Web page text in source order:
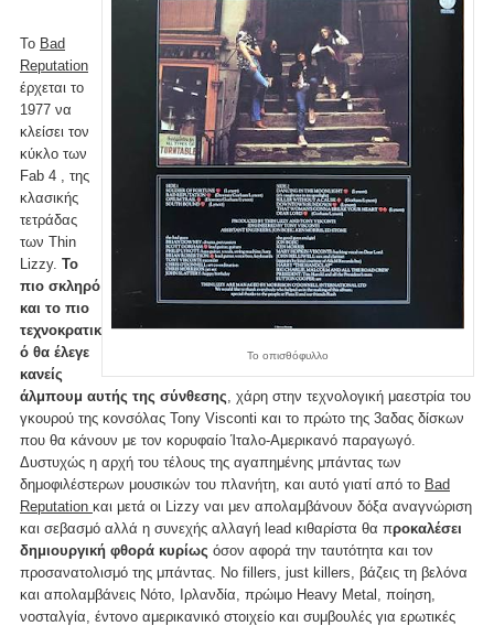
Το οπισθόφυλλο
Το Bad
Reputation
έρχεται το
1977 να
κλείσει τον
κύκλο των
Fab 4 , της
κλασικής
τετράδας
των Thin
Lizzy. Το
πιο σκληρό
και το πιο
τεχνοκρατικ
ό θα έλεγε
κανείς
άλμπουμ αυτής της σύνθεσης , χάρη στην τεχνολογική μαεστρία του
γκουρού της κονσόλας Tony Visconti και το πρώτο της 3αδας δίσκων
που θα κάνουν με τον κορυφαίο Ίταλο-Αμερικανό παραγωγό.
Δυστυχώς η αρχή του τέλους της αγαπημένης μπάντας των
δημοφιλέστερων μουσικών του πλανήτη, και αυτό γιατί από το Bad
Reputation και μετά οι Lizzy ναι μεν απολαμβάνουν δόξα αναγνώριση
και σεβασμό αλλά η συνεχής αλλαγή lead κιθαρίστα θα προκαλέσει
δημιουργική φθορά κυρίως όσον αφορά την ταυτότητα και τον
προσανατολισμό της μπάντας. No fillers, just killers, βάζεις τη βελόνα
και απολαμβάνεις Νότο, Ιρλανδία, πρώιμο Heavy Metal, ποίηση,
νοσταλγία, έντονο αμερικανικό στοιχείο και συμβουλές για ερωτικές